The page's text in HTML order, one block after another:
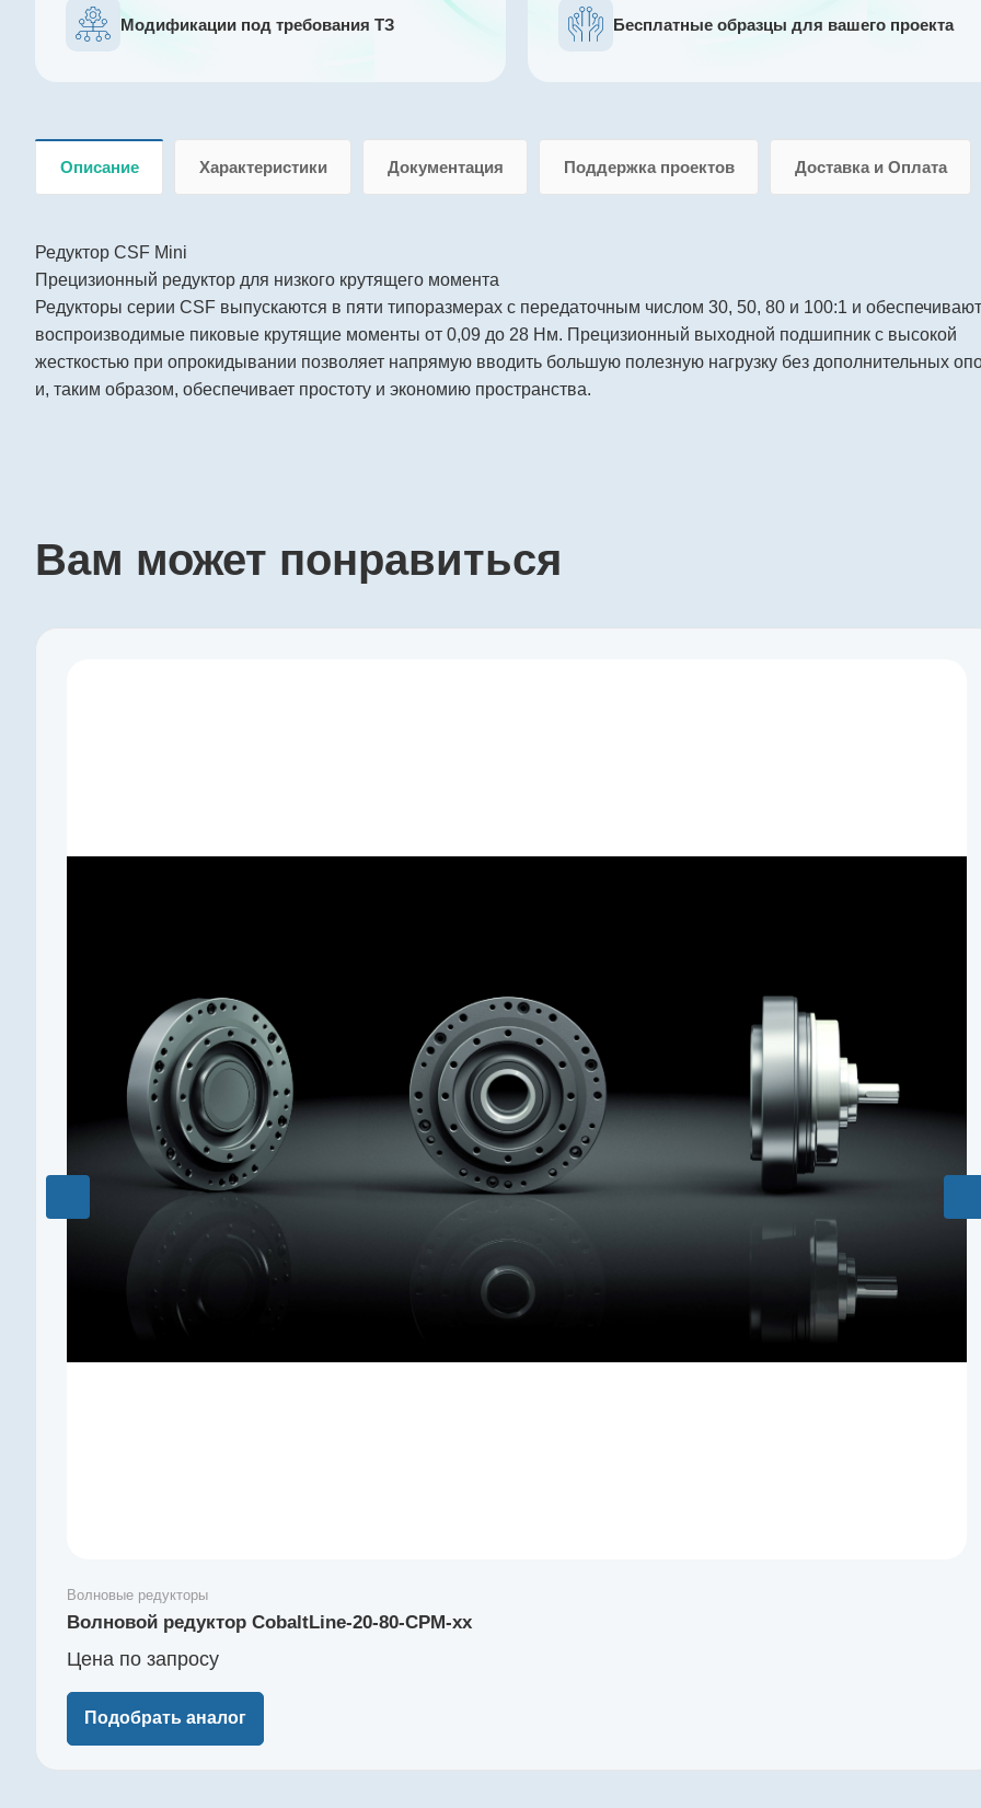
Модификации под требования ТЗ Бесплатные образцы для вашего проекта
Описание Характеристики Документация Поддержка проектов Доставка и Оплата
Редуктор CSF Mini
Прецизионный редуктор для низкого крутящего момента
Редукторы серии CSF выпускаются в пяти типоразмерах с передаточным числом 30, 50, 80 и 100:1 и обеспечивают
воспроизводимые пиковые крутящие моменты от 0,09 до 28 Нм. Прецизионный выходной подшипник с высокой
жесткостью при опрокидывании позволяет напрямую вводить большую полезную нагрузку без дополнительных
и, таким образом, обеспечивает простоту и экономию пространства.
Вам может понравиться
Волновые редукторы
Волновой редуктор CobaltLine-20-80-CPM-xx
Цена по запросу
Подобрать аналог
Габарит
Редукция
100
Полый вал
опционально
Рекомендуемый температурный диапазон, °C
-40…+90